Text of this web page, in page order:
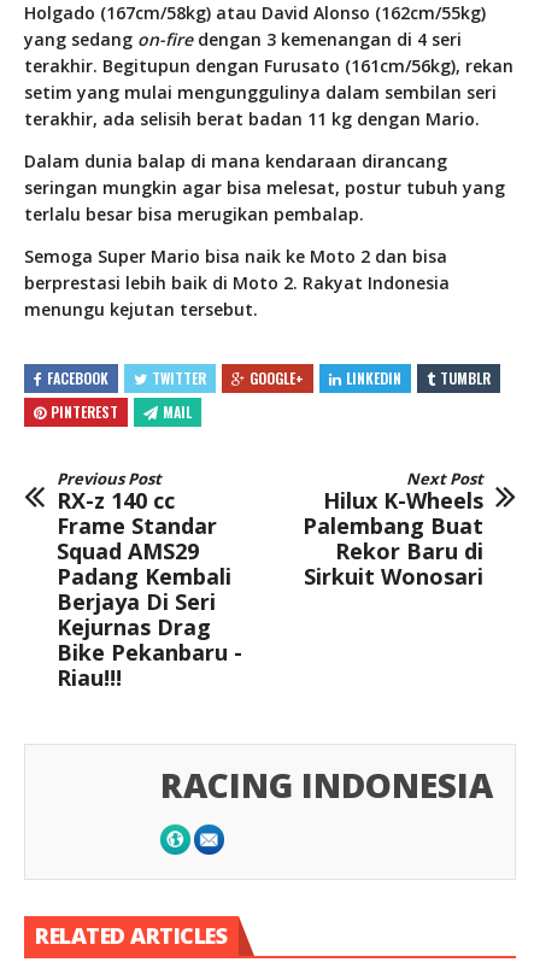
Holgado (167cm/58kg) atau David Alonso (162cm/55kg)
yang sedang on-firedengan 3 kemenangan di 4 seri
terakhir. Begitupun dengan Furusato (161cm/56kg), rekan
setim yang mulai mengunggulinya dalam sembilan seri
terakhir, ada selisih berat badan 11 kg dengan Mario.
Dalam dunia balap di mana kendaraan dirancang
seringan mungkin agar bisa melesat, postur tubuh yang
terlalu besar bisa merugikan pembalap.
Semoga Super Mario bisa naik ke Moto 2 dan bisa
berprestasi lebih baik di Moto 2. Rakyat Indonesia
menungu kejutan tersebut.
FACEBOOK TWITTER GOOGLE+ LINKEDIN
TUMBLR
PINTEREST
MAIL
Previous Post
RX-z 140 cc
Frame Standar
Squad AMS29
Padang Kembali
Berjaya Di Seri
Kejurnas Drag
Bike Pekanbaru -
Riau!!!
Next Post
Hilux K-Wheels
Palembang Buat
Rekor Baru di
Sirkuit Wonosari
RACING INDONESIA
RELATED ARTICLES